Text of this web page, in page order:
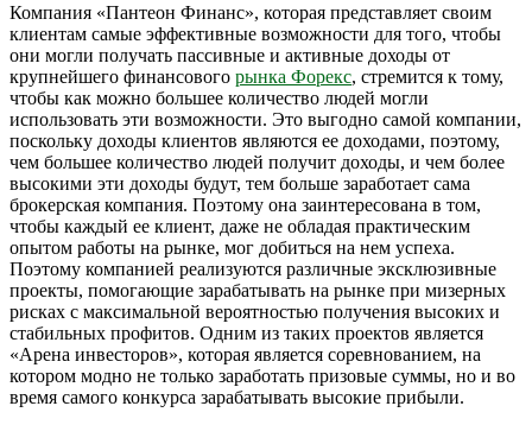
Компания «Пантеон Финанс», которая представляет своим
клиентам самые эффективные возможности для того, чтобы
они могли получать пассивные и активные доходы от
крупнейшего финансового рынка Форекс, стремится к тому,
чтобы как можно большее количество людей могли
использовать эти возможности. Это выгодно самой компании,
поскольку доходы клиентов являются ее доходами, поэтому,
чем большее количество людей получит доходы, и чем более
высокими эти доходы будут, тем больше заработает сама
брокерская компания. Поэтому она заинтересована в том,
чтобы каждый ее клиент, даже не обладая практическим
опытом работы на рынке, мог добиться на нем успеха.
Поэтому компанией реализуются различные эксклюзивные
проекты, помогающие зарабатывать на рынке при мизерных
рисках с максимальной вероятностью получения высоких и
стабильных профитов. Одним из таких проектов является
«Арена инвесторов», которая является соревнованием, на
котором модно не только заработать призовые суммы, но и во
время самого конкурса зарабатывать высокие прибыли.